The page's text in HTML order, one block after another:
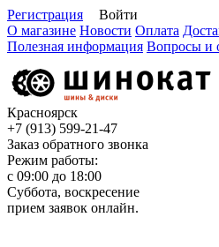
Регистрация
Войти
О магазине Новости Оплата
Полезная информация Вопросы и
Красноярск
+7 (913) 599-21-47
Заказ обратного звонка
Режим работы:
с 09:00 до 18:00
Суббота, воскресение
прием заявок онлайн.